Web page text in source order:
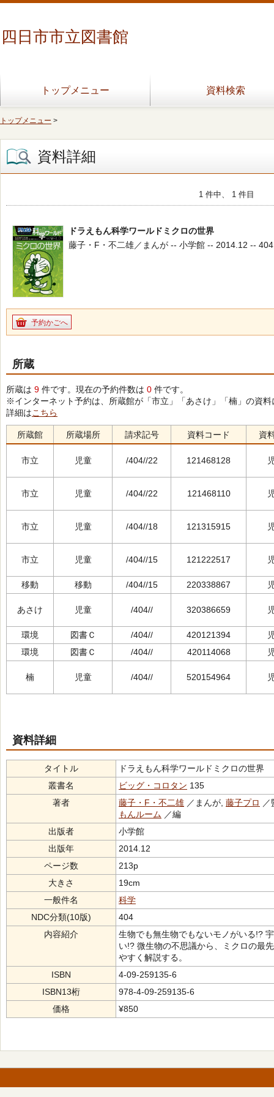
四日市市立図書館
トップメニュー 資料検索
トップメニュー >
資料詳細
1 件中、 1 件目
ドラえもん科学ワールドミクロの世界
藤子・F・不二雄／まんが -- 小学館 -- 2014.12 -- 404
予約かごへ
所蔵
所蔵は 9 件です。現在の予約件数は 0 件です。
※インターネット予約は、所蔵館が「市立」「あさけ」「楠」の資
詳細はこちら
所蔵館 所蔵場所 請求記号 資料コード 資
市立 児童 /404//22 121468128
市立 児童 /404//22 121468110
市立 児童 /404//18 121315915
市立 児童 /404//15 121222517
移動 移動 /404//15 220338867
あさけ 児童 /404// 320386659
環境 図書Ｃ /404// 420121394
環境
図書Ｃ /404// 420114068
楠 児童 /404// 520154964
資料詳細
タイトル
ドラえもん科学ワールドミクロの世界
叢書名
ビッグ・コロタン 135
著者
藤子・F・不二雄 ／まんが, 藤子プロ
もんルーム ／編
出版者
小学館
出版年
2014.12
ページ数
213p
大きさ
19cm
一般件名
科学
NDC分類(10版)
404
内容紹介
生物でも無生物でもないモノがいる!?
い!? 微生物の不思議から、ミクロの最
やすく解説する。
ISBN
4-09-259135-6
ISBN13桁
978-4-09-259135-6
価格
¥850